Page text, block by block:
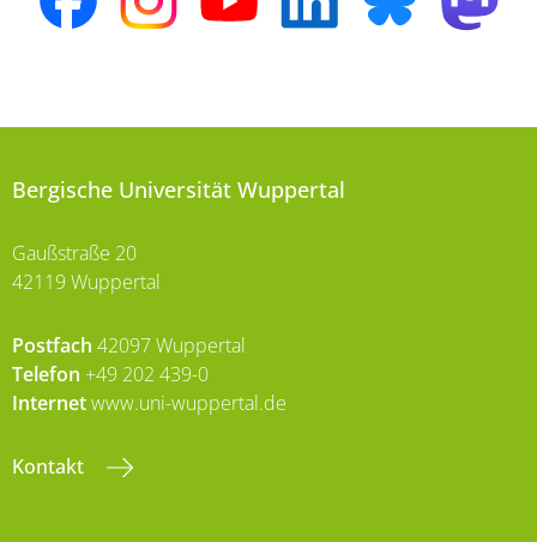
Bergische Universität Wuppertal
Gaußstraße 20
42119 Wuppertal
Postfach 42097 Wuppertal
Telefon +49 202 439-0
Internetwww.uni-wuppertal.de
Kontakt